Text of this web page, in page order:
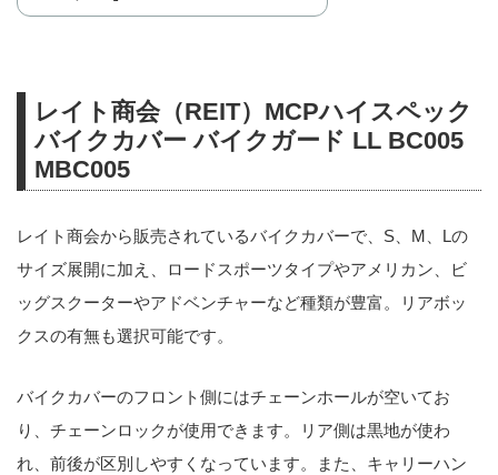
レイト商会（REIT）MCPハイスペック
バイクカバー バイクガード LL BC005
MBC005
レイト商会から販売されているバイクカバーで、S、M、Lの
サイズ展開に加え、ロードスポーツタイプやアメリカン、ビ
ッグスクーターやアドベンチャーなど種類が豊富。リアボッ
クスの有無も選択可能です。
バイクカバーのフロント側にはチェーンホールが空いてお
り、チェーンロックが使用できます。リア側は黒地が使わ
れ、前後が区別しやすくなっています。また、キャリーハン